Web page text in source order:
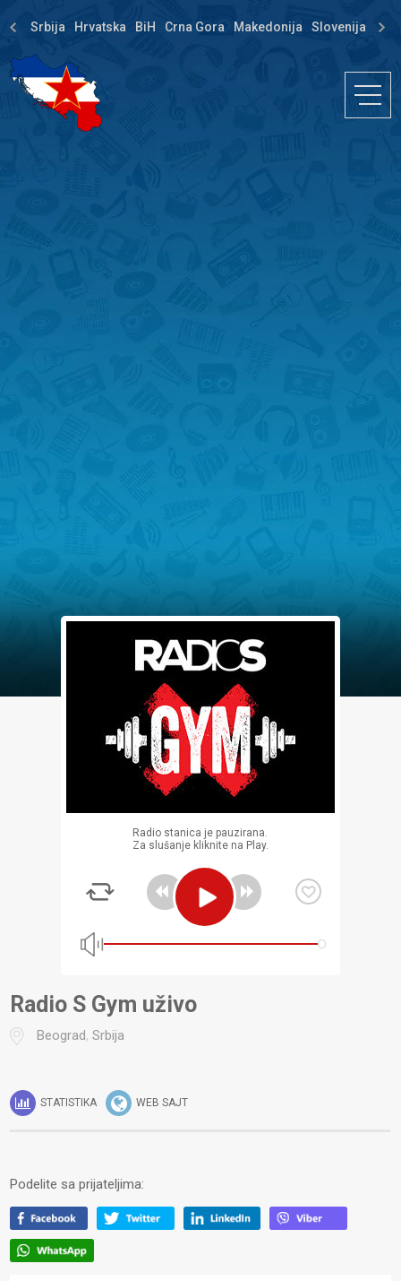
Srbija Hrvatska BiH Crna Gora Makedonija Slovenija
Radio stanica je pauzirana.
Za slušanje kliknite na Play.
Radio S Gym uživo
Beograd,Srbija
STATISTIKA WEB SAJT
Podelite sa prijateljima: